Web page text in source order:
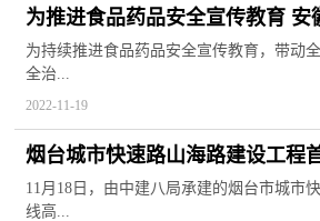
为推进食品药品安全宣传教育 安
全知识大讲堂活动
为持续推进食品药品安全宣传教育，带动
全治...
2022-11-19
烟台城市快速路山海路建设工程
摊铺 确保施工质量
11月18日，由中建八局承建的烟台市城市
线高...